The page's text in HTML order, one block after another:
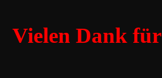
Vielen Dank